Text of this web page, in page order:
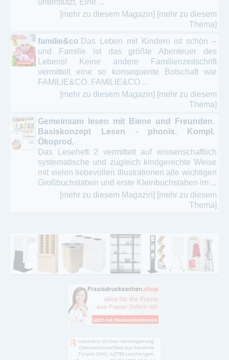
unterstützt. Eine ...
[mehr zu diesem Magazin] [mehr zu diesem
Thema]
familie&co Das Leben mit Kindern ist schön –
und Familie ist das größte Abenteuer des
Lebens! Keine andere Familienzeitschrift
vermittelt eine so konsequente Botschaft wie
FAMILIE&CO. FAMILIE&CO ...
[mehr zu diesem Magazin] [mehr zu diesem
Thema]
Gemeinsam lesen mit Biene und Freunden.
Basiskonzept Lesen - phonix. Kompl.
Ökoprod.
Das Leseheft 2 vermittelt auf wissenschaftlich
systematische und zugleich kindgerechte Weise
mit vielen liebevollen Illustrationen alle wichtigen
Großbuchstaben und erste Kleinbuchstaben im ...
[mehr zu diesem Magazin] [mehr zu diesem
Thema]